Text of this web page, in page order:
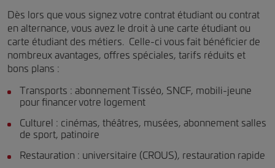
Dès lors que vous signez votre contrat étudiant ou contrat
en alternance, vous avez le droit à une carte étudiant ou
carte étudiant des métiers. Celle-ci vous fait bénéficier de
nombreux avantages, offres spéciales, tarifs réduits et
bons plans :
Transports : abonnement Tisséo, SNCF, mobili-jeune
pour financer votre logement
Culturel : cinémas, théâtres, musées, abonnement salles
de sport, patinoire
Restauration : universitaire (CROUS), restauration rapide